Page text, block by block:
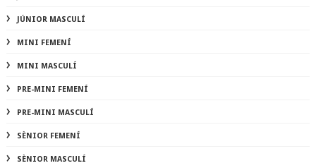
JÚNIOR MASCULÍ
MINI FEMENÍ
MINI MASCULÍ
PRE-MINI FEMENÍ
PRE-MINI MASCULÍ
SÈNIOR FEMENÍ
SÈNIOR MASCULÍ